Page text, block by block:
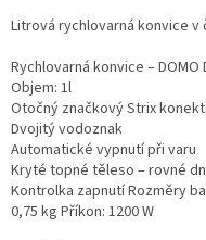
Litrová rychlovarná konvice v
Rychlovarná konvice – DOMO
Objem: 1l
Otočný značkový Strix
Dvojitý vodoznak
Automatické vypnutí při varu
Kryté topné těleso – rovné
Kontrolka zapnutí Rozměry
0,75 kg Příkon: 1200 W